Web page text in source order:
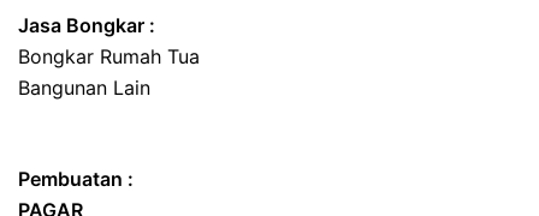
Jasa Bongkar :
Bongkar Rumah Tua
Bangunan Lain
Pembuatan :
PAGAR